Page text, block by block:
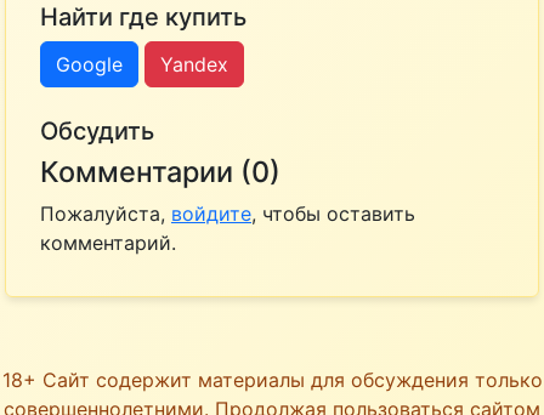
Найти где купить
Google Yandex
Обсудить
Комментарии (0)
Пожалуйста, войдите, чтобы оставить
комментарий.
18+ Сайт содержит материалы для обсуждения только
совершеннолетними. Продолжая пользоваться сайтом